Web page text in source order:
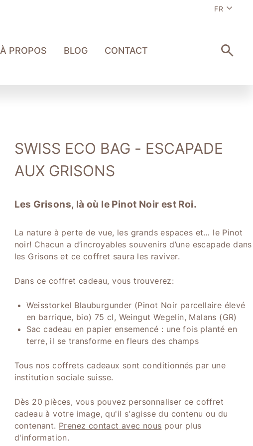
Langue
FR
À PROPOS BLOG CONTACT
SWISS ECO BAG - ESCAPADE
AUX GRISONS
Les Grisons, là où le Pinot Noir est Roi.
La nature à perte de vue, les grands espaces et… le Pinot
noir! Chacun a d’incroyables souvenirs d’une escapade dans
les Grisons et ce coffret saura les raviver.
Dans ce coffret cadeau, vous trouverez:
Weisstorkel Blauburgunder (Pinot Noir parcellaire élevé
en barrique, bio) 75 cl, Weingut Wegelin, Malans (GR)
Sac cadeau en papier ensemencé : une fois planté en
terre, il se transforme en fleurs des champs
Tous nos coffrets cadeaux sont conditionnés par une
institution sociale suisse.
Dès 20 pièces, vous pouvez personnaliser ce coffret
cadeau à votre image, qu'il s'agisse du contenu ou du
contenant. Prenez contact avec nous pour plus
d'information.